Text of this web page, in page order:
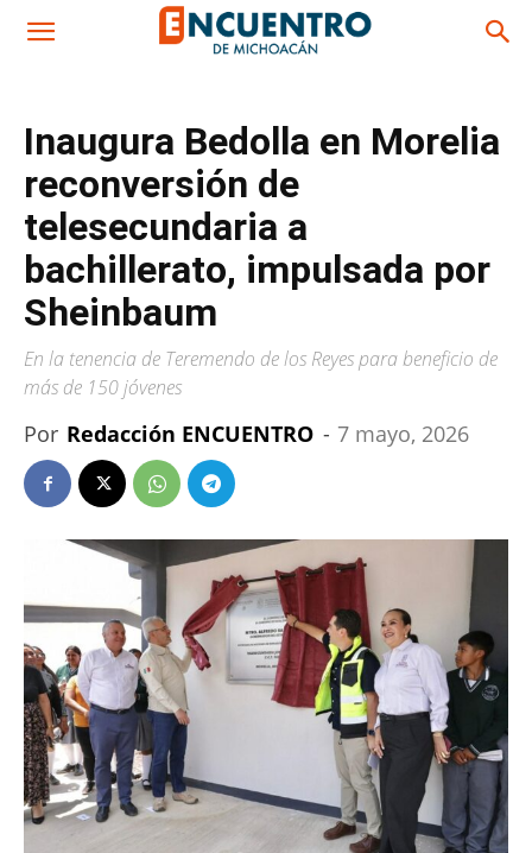
Inaugura Bedolla en Morelia
reconversión de
telesecundaria a
bachillerato, impulsada por
Sheinbaum
En la tenencia de Teremendo de los Reyes para beneficio de
más de 150 jóvenes
Por Redacción ENCUENTRO - 7 mayo, 2026